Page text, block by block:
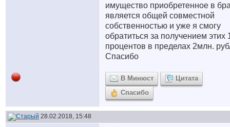
имущество приобретенное в
является общей совместной
собственностью и уже я смогу
обратиться за получением этих
процентов в пределах 2млн.
Спасибо
В Минюст
Цитата
Спасибо
28.02.2018, 15:48